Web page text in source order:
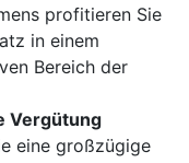
profitieren Sie
in einem
Bereich der
Vergütung
eine großzügige